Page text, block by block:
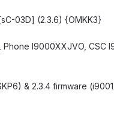
03D] (2.3.6) {OMKK3}
I9000XXJVO,
& 2.3.4 firmware